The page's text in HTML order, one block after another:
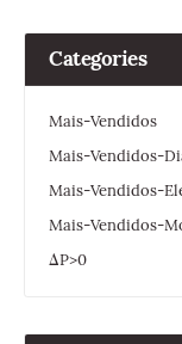
Categories
Mais-Vendidos
Mais-Vendidos-
Mais-Vendidos-
Mais-Vendidos-
ΔP>0